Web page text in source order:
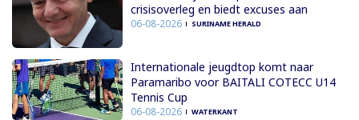
crisisoverleg en biedt excuses aan
06-08-2026 SURINAME HERALD
Internationale jeugdtop komt naar
Paramaribo voor BAITALI COTECC U14
Tennis Cup
06-08-2026 WATERKANT